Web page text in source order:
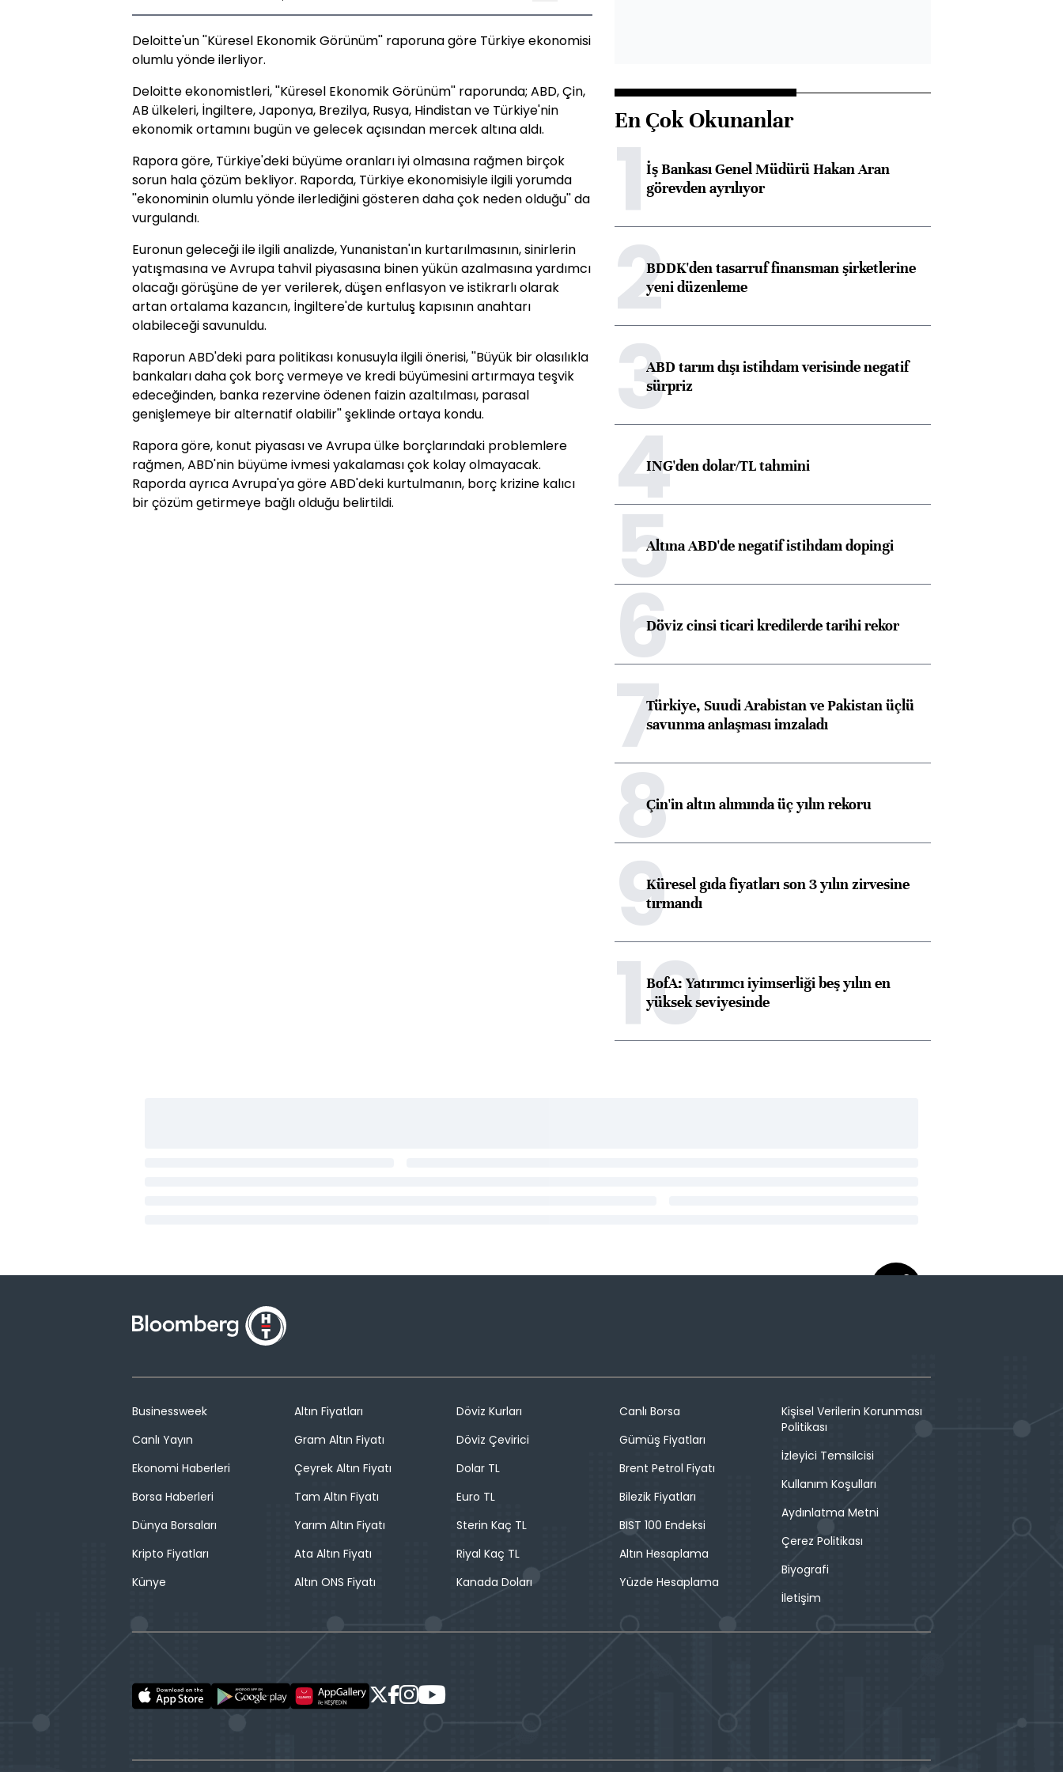
Deloitte'un ''Küresel Ekonomik Görünüm'' raporuna göre Türkiye ekonomisi
olumlu yönde ilerliyor.
Deloitte ekonomistleri, ''Küresel Ekonomik Görünüm'' raporunda; ABD, Çin,
AB ülkeleri, İngiltere, Japonya, Brezilya, Rusya, Hindistan ve Türkiye'nin
ekonomik ortamını bugün ve gelecek açısından mercek altına aldı.
Rapora göre, Türkiye'deki büyüme oranları iyi olmasına rağmen birçok
sorun hala çözüm bekliyor. Raporda, Türkiye ekonomisiyle ilgili yorumda
''ekonominin olumlu yönde ilerlediğini gösteren daha çok neden olduğu'' da
vurgulandı.
Euronun geleceği ile ilgili analizde, Yunanistan'ın kurtarılmasının, sinirlerin
yatışmasına ve Avrupa tahvil piyasasına binen yükün azalmasına yardımcı
olacağı görüşüne de yer verilerek, düşen enflasyon ve istikrarlı olarak
artan ortalama kazancın, İngiltere'de kurtuluş kapısının anahtarı
olabileceği savunuldu.
Raporun ABD'deki para politikası konusuyla ilgili önerisi, ''Büyük bir olasılıkla
bankaları daha çok borç vermeye ve kredi büyümesini artırmaya teşvik
edeceğinden, banka rezervine ödenen faizin azaltılması, parasal
genişlemeye bir alternatif olabilir'' şeklinde ortaya kondu.
Rapora göre, konut piyasası ve Avrupa ülke borçlarındaki problemlere
rağmen, ABD'nin büyüme ivmesi yakalaması çok kolay olmayacak.
Raporda ayrıca Avrupa'ya göre ABD'deki kurtulmanın, borç krizine kalıcı
bir çözüm getirmeye bağlı olduğu belirtildi.
En Çok Okunanlar
1İş Bankası Genel Müdürü Hakan Aran
görevden ayrılıyor
2BDDK'den tasarruf finansman şirketlerine
yeni düzenleme
3ABD tarım dışı istihdam verisinde negatif
sürpriz
4ING'den dolar/TL tahmini
5Altına ABD'de negatif istihdam dopingi
6Döviz cinsi ticari kredilerde tarihi rekor
7Türkiye, Suudi Arabistan ve Pakistan üçlü
savunma anlaşması imzaladı
8Çin'in altın alımında üç yılın rekoru
9Küresel gıda fiyatları son 3 yılın zirvesine
tırmandı
10
BofA: Yatırımcı iyimserliği beş yılın en
yüksek seviyesinde
Businessweek
Canlı Yayın
Ekonomi Haberleri
Borsa Haberleri
Dünya Borsaları
Kripto Fiyatları
Künye
Altın Fiyatları
Gram Altın Fiyatı
Çeyrek Altın Fiyatı
Tam Altın Fiyatı
Yarım Altın Fiyatı
Ata Altın Fiyatı
Altın ONS Fiyatı
Döviz Kurları
Döviz Çevirici
Dolar TL
Euro TL
Sterin Kaç TL
Riyal Kaç TL
Kanada Doları
Canlı Borsa
Gümüş Fiyatları
Brent Petrol Fiyatı
Bilezik Fiyatları
BIST 100 Endeksi
Altın Hesaplama
Yüzde Hesaplama
Kişisel Verilerin Korunması
Politikası
İzleyici Temsilcisi
Kullanım Koşulları
Aydınlatma Metni
Çerez Politikası
Biyografi
İletişim